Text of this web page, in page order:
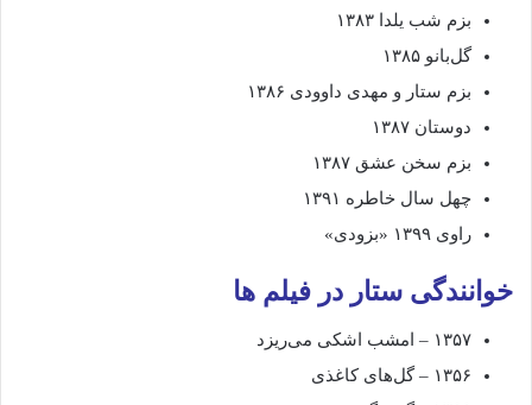
بزم شب یلدا ۱۳۸۳
گل‌بانو ۱۳۸۵
بزم ستار و مهدی داوودی ۱۳۸۶
دوستان ۱۳۸۷
بزم سخن عشق ۱۳۸۷
چهل سال خاطره ۱۳۹۱
راوی ۱۳۹۹ «بزودی»
خوانندگی ستار در فیلم ها
۱۳۵۷ – امشب اشکی می‌ریزد
۱۳۵۶ – گل‌های کاغذی